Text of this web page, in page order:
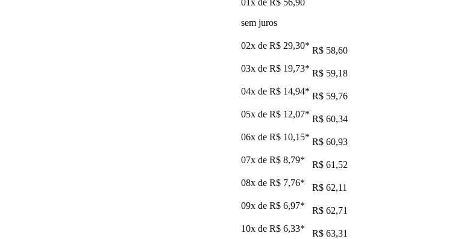
sem juros
02x de R$ 29,30* R$ 58,60
03x de R$ 19,73* R$ 59,18
04x de R$ 14,94* R$ 59,76
05x de R$ 12,07* R$ 60,34
06x de R$ 10,15* R$ 60,93
07x de R$ 8,79*
R$ 61,52
08x de R$ 7,76*
R$ 62,11
09x de R$ 6,97*
R$ 62,71
10x de R$ 6,33*
R$ 63,31